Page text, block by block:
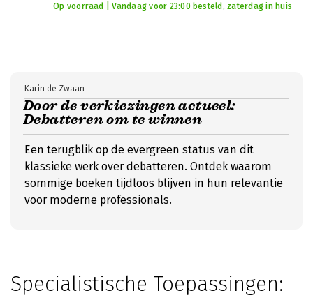
Op voorraad | Vandaag voor 23:00 besteld, zaterdag in huis
Door de verkiezingen actueel:
Debatteren om te winnen
Karin de Zwaan
Een terugblik op de evergreen status van dit
klassieke werk over debatteren. Ontdek waarom
sommige boeken tijdloos blijven in hun relevantie
voor moderne professionals.
Specialistische Toepassingen: